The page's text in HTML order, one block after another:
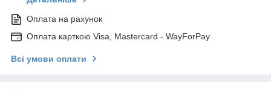
Оплата на рахунок
Оплата карткою Visa, Mastercard - WayForPay
Всі умови оплати